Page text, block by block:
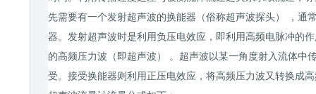
先需要有一个发射超声波的换能器（俗称超声波探头） ，通
器。发射超声波时是利用负压电效应，即利用高频电脉冲的
的高频压力波（即超声波） 。超声波以某一角度射入流体中
受。接受换能器则利用正压电效应，将高频压力波又转换成